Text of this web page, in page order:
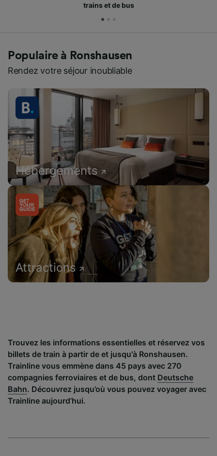
trains et de bus
Populaire à Ronshausen
Rendez votre séjour inoubliable
Hébergements
Attractions
Trouvez les informations essentielles et réservez vos
billets de train à partir de et jusqu'à Ronshausen.
Trainline vous emmène dans 45 pays avec 270
compagnies ferroviaires et de bus, dont Deutsche
Bahn. Découvrez jusqu’où vous pouvez voyager avec
Trainline aujourd’hui.